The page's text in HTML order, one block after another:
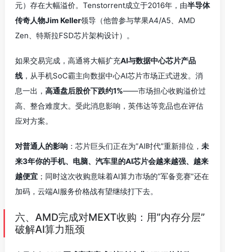
元）存在大幅溢价。Tenstorrent成立于2016年，由半导体
传奇人物Jim Keller领导（他曾参与苹果A4/A5、AMD
Zen、特斯拉FSD芯片架构设计）。
如果交易完成，高通将大幅扩充AI与数据中心芯片产品
线 ，从手机SoC霸主向数据中心AI芯片市场正式进发。消
息一出， 高通盘后股价下跌约1%——市场担心收购溢价过
高、整合难度大。受此消息影响，英伟达等竞品也在评估
应对方案。
对普通人的影响 ：芯片巨头们正在为”AI时代”重新排位， 未
来3年你的手机、电脑、汽车里的AI芯片会越来越强、越来
越便宜 ；同时这次收购意味着AI算力市场的”军备竞赛”还在
加码，云端AI服务价格战有望继续打下去。
六、AMD完成对MEXT收购：用”内存分层”
破解AI算力瓶颈